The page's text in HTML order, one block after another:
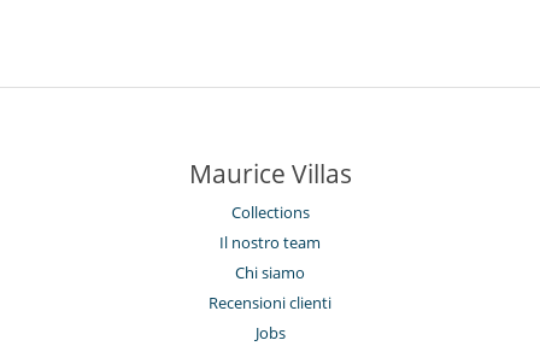
Maurice Villas
Collections
Il nostro team
Chi siamo
Recensioni clienti
Jobs